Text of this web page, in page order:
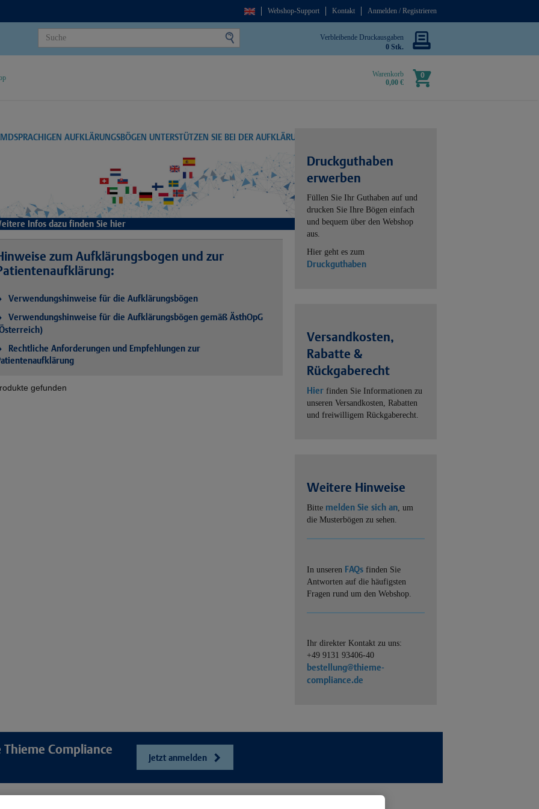
Webshop-Support Kontakt Anmelden / Registrieren
Verbleibende Druckausgaben
0 Stk.
Warenkorb
0,00 €
0
AUFKLÄRUNGSBÖGEN UNTERSTÜTZEN SIE BEI DER AUFKLÄRUNG
Infos dazu finden Sie hier
zum Aufklärungsbogen und zur
Verwendungshinweise für die Aufklärungsbögen
Verwendungshinweise für die Aufklärungsbögen gemäß ÄsthOpG
Rechtliche Anforderungen und Empfehlungen zur
gefunden
Druckguthaben
erwerben
Füllen Sie Ihr Guthaben auf und
drucken Sie Ihre Bögen einfach
und bequem über den Webshop
aus.
Hier geht es zum
Druckguthaben
Versandkosten,
Rabatte &
Rückgaberecht
Hier finden Sie Informationen zu
unseren Versandkosten, Rabatten
und freiwilligem Rückgaberecht.
Weitere Hinweise
Bitte melden Sie sich an, um
die Musterbögen zu sehen.
In unseren FAQs finden Sie
Antworten auf die häufigsten
Fragen rund um den Webshop.
Ihr direkter Kontakt zu uns:
+49 9131 93406-40
bestellung@thieme-
compliance.de
Compliance
Jetzt anmelden